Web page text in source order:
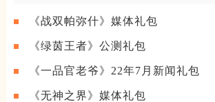
《战双帕弥什》媒体礼包
《绿茵王者》公测礼包
《一品官老爷》22年7月新闻礼包
《无神之界》媒体礼包